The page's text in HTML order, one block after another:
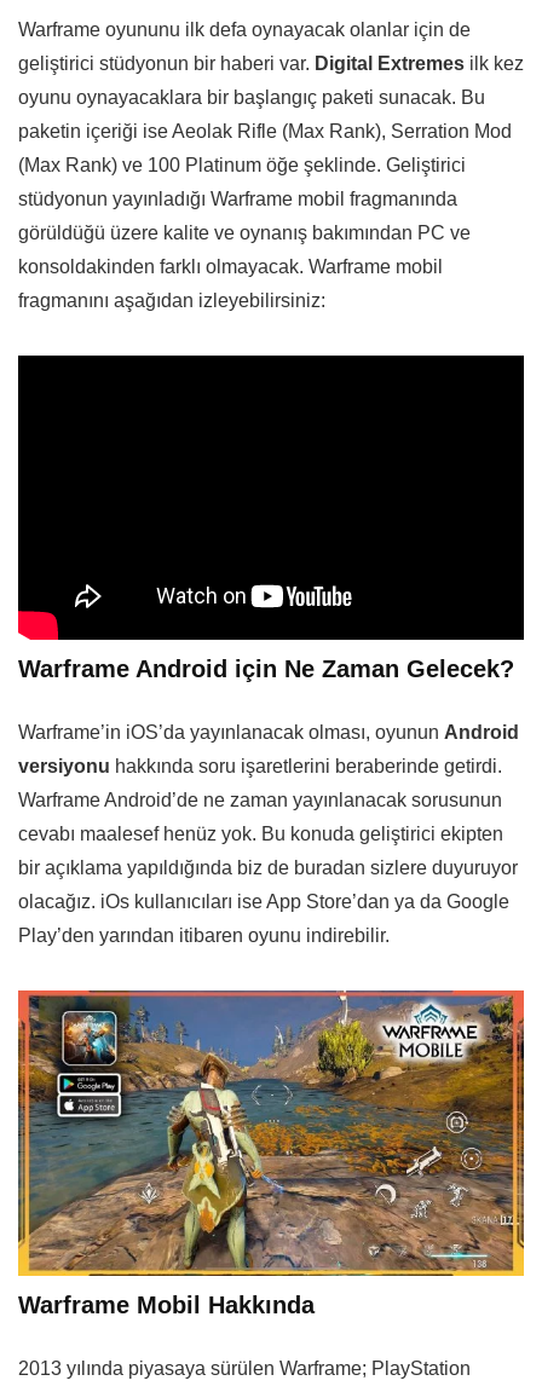
Warframe oyununu ilk defa oynayacak olanlar için de
geliştirici stüdyonun bir haberi var. Digital Extremes ilk kez
oyunu oynayacaklara bir başlangıç paketi sunacak. Bu
paketin içeriği ise Aeolak Rifle (Max Rank), Serration Mod
(Max Rank) ve 100 Platinum öğe şeklinde. Geliştirici
stüdyonun yayınladığı Warframe mobil fragmanında
görüldüğü üzere kalite ve oynanış bakımından PC ve
konsoldakinden farklı olmayacak. Warframe mobil
fragmanını aşağıdan izleyebilirsiniz:
Warframe Android için Ne Zaman Gelecek?
Warframe’in iOS’da yayınlanacak olması, oyunun Android
versiyonu hakkında soru işaretlerini beraberinde getirdi.
Warframe Android’de ne zaman yayınlanacak sorusunun
cevabı maalesef henüz yok. Bu konuda geliştirici ekipten
bir açıklama yapıldığında biz de buradan sizlere duyuruyor
olacağız. iOs kullanıcıları ise App Store’dan ya da Google
Play’den yarından itibaren oyunu indirebilir.
Warframe Mobil Hakkında
2013 yılında piyasaya sürülen Warframe; PlayStation